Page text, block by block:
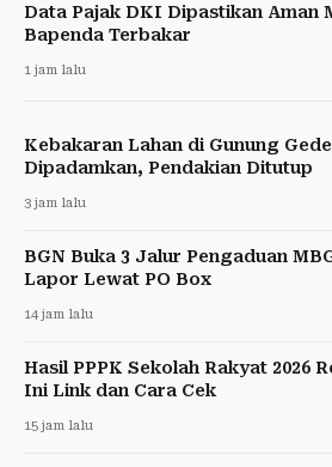
Data Pajak DKI Dipastikan Aman
Bapenda Terbakar
1 jam lalu
Kebakaran Lahan di Gunung
Dipadamkan, Pendakian Ditutup
3 jam lalu
BGN Buka 3 Jalur Pengaduan
Lapor Lewat PO Box
14 jam lalu
Hasil PPPK Sekolah Rakyat 2026
Ini Link dan Cara Cek
15 jam lalu